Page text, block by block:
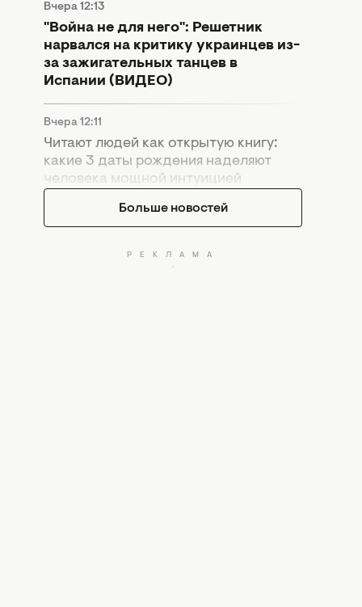
Вчера 12:13
"Война не для него": Решетник
нарвался на критику украинцев из-
за зажигательных танцев в
Испании (ВИДЕО)
Вчера 12:11
Читают людей как открытую книгу:
какие 3 даты рождения наделяют
человека мощной интуицией
Больше новостей